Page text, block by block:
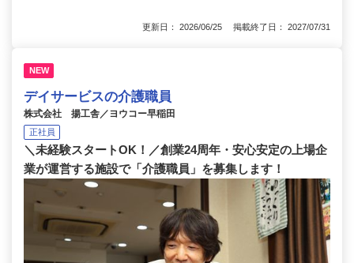
更新日： 2026/06/25 掲載終了日： 2027/07/31
NEW
デイサービスの介護職員
株式会社 揚工舎／ヨウコー早稲田
正社員
＼未経験スタートOK！／創業24周年・安心安定の上場企
業が運営する施設で「介護職員」を募集します！